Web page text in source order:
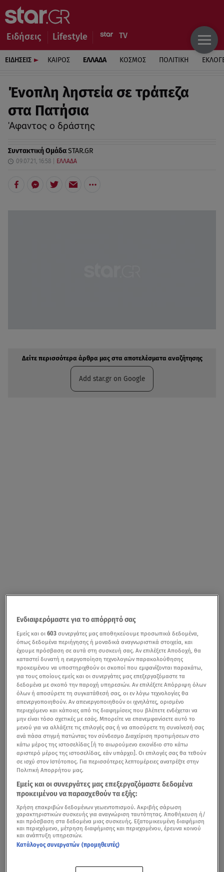
Ειδήσεις Lifestyle
ΕΙΔΗΣΕΙΣ ΚΑΙΡΟΣ ΕΛΛΑΔΑ ΚΟΣΜΟΣ ΠΟΛΙΤΙΚΗ
Ένοπλη ληστεία σε τράπεζα
στα Πατήσια
'Αφαντος ο δράστης
Συντακτική ΟμάδαSTAR.GR
09.07.21, 16:58 ΕΛΛΑΔΑ
Δείτε περισσότερα άρθρα μας στα αποτελέσματα αναζήτησης
Add star.gr on Google
Ενδιαφερόμαστε για το απόρρητό σας
Εμείς και οι603 συνεργάτες μας αποθηκεύουμε προσωπικά δεδομένα,
όπως δεδομένα περιήγησης ή μοναδικά αναγνωριστικά στοιχεία, και
έχουμε πρόσβαση σε αυτά στη συσκευή σας. Αν επιλέξετε Αποδοχή, θα
καταστεί δυνατή η ενεργοποίηση τεχνολογιών παρακολούθησης
προκειμένου να υποστηριχθούν οι σκοποί που εμφανίζονται παρακάτω,
για τους οποίους εμείς και οι συνεργάτες μας επεξεργαζόμαστε τα
δεδομένα με σκοπό την παροχή υπηρεσιών. Αν επιλέξετε Απόρριψη όλων
όλων ή αποσύρετε τη συγκατάθεσή σας, οι εν λόγω τεχνολογίες θα
απενεργοποιηθούν. Αν απενεργοποιηθούν οι ιχνηλάτες, ορισμένο
περιεχόμενο και κάποιες από τις διαφημίσεις που βλέπετε ενδέχεται να
μην είναι τόσο σχετικές με εσάς. Μπορείτε να επανεμφανίσετε αυτό το
μενού για να αλλάξετε τις επιλογές σας ή να αποσύρετε τη συναίνεσή σας
ανά πάσα στιγμή πατώντας τον σύνδεσμο Διαχείριση προτιμήσεων στο
κάτω μέρος της ιστοσελίδας [ή το αιωρούμενο εικονίδιο στο κάτω
αριστερό μέρος της ιστοσελίδας, εάν υπάρχει]. Οι επιλογές σας θα τεθούν
σε ισχύ στον Ιστότοπος. Για περισσότερες λεπτομέρειες ανατρέξτε στην
Πολιτική Απορρήτου μας.
Εμείς και οι συνεργάτες μας επεξεργαζόμαστε δεδομένα
προκειμένου να παρασχεθούν τα εξής:
Χρήση επακριβών δεδομένων γεωεντοπισμού. Ακριβής σάρωση
χαρακτηριστικών συσκευής για αναγνώριση ταυτότητας. Αποθήκευση ή/
και πρόσβαση στα δεδομένα μιας συσκευής. Εξατομικευμένη διαφήμιση
και περιεχόμενο, μέτρηση διαφήμισης και περιεχομένου, έρευνα κοινού
και ανάπτυξη υπηρεσιών.
Κατάλογος συνεργατών (προμηθευτές)